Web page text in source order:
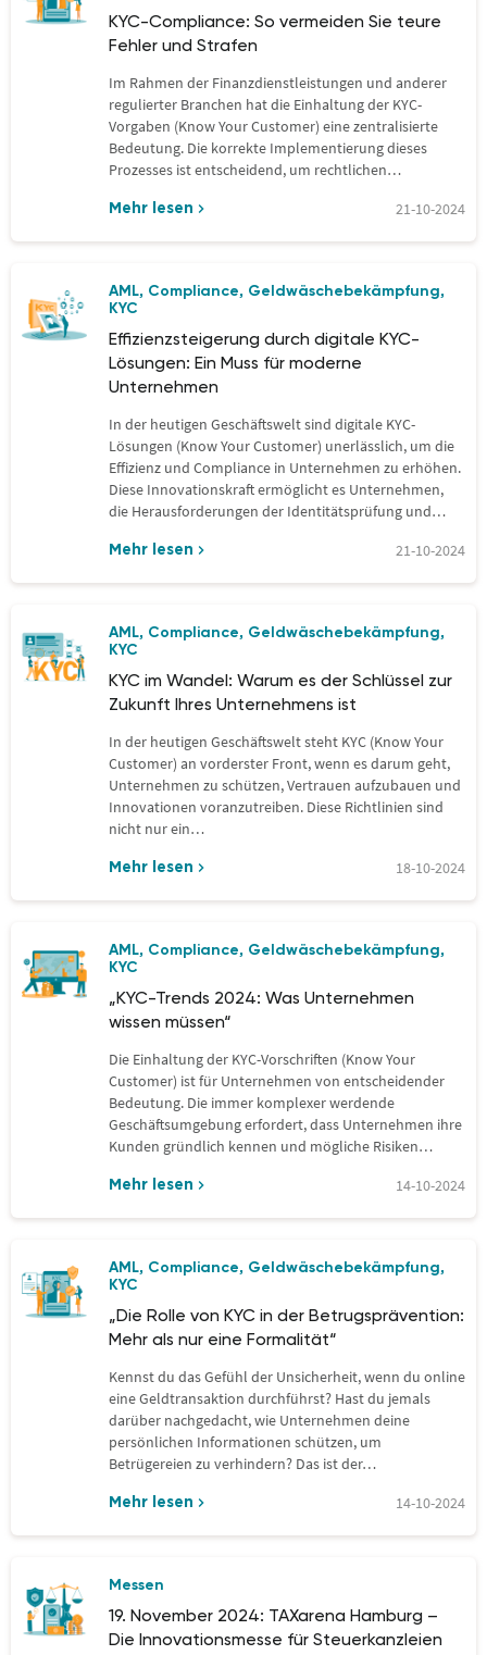
KYC-Compliance: So vermeiden Sie teure
Fehler und Strafen
Im Rahmen der Finanzdienstleistungen und anderer
regulierter Branchen hat die Einhaltung der KYC-
Vorgaben (Know Your Customer) eine zentralisierte
Bedeutung. Die korrekte Implementierung dieses
Prozesses ist entscheidend, um rechtlichen
Mehr lesen 21-10-2024
AML, Compliance, Geldwäschebekämpfung,
KYC
Effizienzsteigerung durch digitale KYC-
Lösungen: Ein Muss für moderne
Unternehmen
In der heutigen Geschäftswelt sind digitale KYC-
Lösungen (Know Your Customer) unerlässlich, um die
Effizienz und Compliance in Unternehmen zu erhöhen.
Diese Innovationskraft ermöglicht es Unternehmen,
die Herausforderungen der Identitätsprüfung und…
Mehr lesen 21-10-2024
AML, Compliance, Geldwäschebekämpfung,
KYC
KYC im Wandel: Warum es der Schlüssel zur
Zukunft Ihres Unternehmens ist
In der heutigen Geschäftswelt steht KYC (Know Your
Customer) an vorderster Front, wenn es darum geht,
Unternehmen zu schützen, Vertrauen aufzubauen und
Innovationen voranzutreiben. Diese Richtlinien sind
nicht nur ein…
Mehr lesen 18-10-2024
AML, Compliance, Geldwäschebekämpfung,
KYC
„KYC-Trends 2024: Was Unternehmen
wissen müssen“
Die Einhaltung der KYC-Vorschriften (Know Your
Customer) ist für Unternehmen von entscheidender
Bedeutung. Die immer komplexer werdende
Geschäftsumgebung erfordert, dass Unternehmen ihre
Kunden gründlich kennen und mögliche Risiken
Mehr lesen 14-10-2024
AML, Compliance, Geldwäschebekämpfung,
KYC
„Die Rolle von KYC in der Betrugsprävention:
Mehr als nur eine Formalität“
Kennst du das Gefühl der Unsicherheit, wenn du online
eine Geldtransaktion durchführst? Hast du jemals
darüber nachgedacht, wie Unternehmen deine
persönlichen Informationen schützen, um
Betrügereien zu verhindern? Das ist der…
Mehr lesen 14-10-2024
Messen
19. November 2024: TAXarena Hamburg –
Die Innovationsmesse für Steuerkanzleien